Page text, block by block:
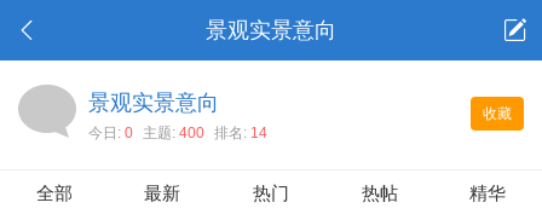
景观实景意向
收藏
景观实景意向
今日: 0 主题: 400 排名: 14
全部 最新 热门 热帖 精华